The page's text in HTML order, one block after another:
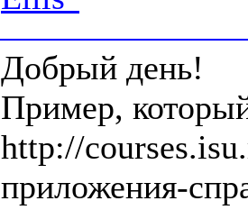
Добрый день!
Пример,
http://
приложения-